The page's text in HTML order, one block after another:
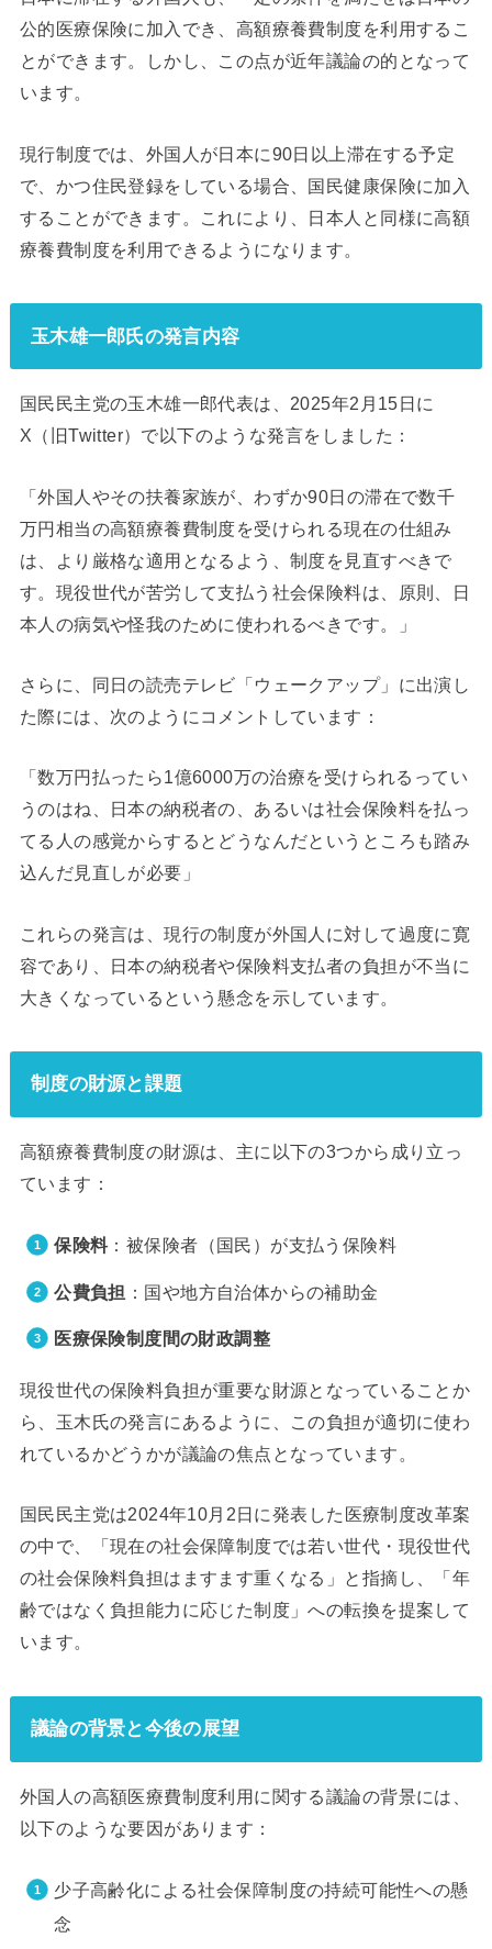
公的医療保険に加入でき、高額療養費制度を利用するこ
とができます。しかし、この点が近年議論の的となって
います。
現行制度では、外国人が日本に90日以上滞在する予定
で、かつ住民登録をしている場合、国民健康保険に加入
することができます。これにより、日本人と同様に高額
療養費制度を利用できるようになります。
玉木雄一郎氏の発言内容
国民民主党の玉木雄一郎代表は、2025年2月15日に
X（旧Twitter）で以下のような発言をしました：
「外国人やその扶養家族が、わずか90日の滞在で数千
万円相当の高額療養費制度を受けられる現在の仕組み
は、より厳格な適用となるよう、制度を見直すべきで
す。現役世代が苦労して支払う社会保険料は、原則、日
本人の病気や怪我のために使われるべきです。」
さらに、同日の読売テレビ「ウェークアップ」に出演し
た際には、次のようにコメントしています：
「数万円払ったら1億6000万の治療を受けられるってい
うのはね、日本の納税者の、あるいは社会保険料を払っ
てる人の感覚からするとどうなんだというところも踏み
込んだ見直しが必要」
これらの発言は、現行の制度が外国人に対して過度に寛
容であり、日本の納税者や保険料支払者の負担が不当に
大きくなっているという懸念を示しています。
制度の財源と課題
高額療養費制度の財源は、主に以下の3つから成り立っ
ています：
保険料：被保険者（国民）が支払う保険料
公費負担 ：国や地方自治体からの補助金
医療保険制度間の財政調整
現役世代の保険料負担が重要な財源となっていることか
ら、玉木氏の発言にあるように、この負担が適切に使わ
れているかどうかが議論の焦点となっています。
国民民主党は2024年10月2日に発表した医療制度改革案
の中で、「現在の社会保障制度では若い世代・現役世代
の社会保険料負担はますます重くなる」と指摘し、「年
齢ではなく負担能力に応じた制度」への転換を提案して
います。
議論の背景と今後の展望
外国人の高額医療費制度利用に関する議論の背景には、
以下のような要因があります：
少子高齢化による社会保障制度の持続可能性への懸
念